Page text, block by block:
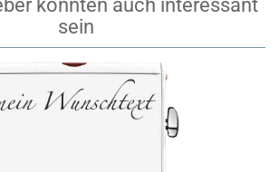
könnten auch interessant
sein